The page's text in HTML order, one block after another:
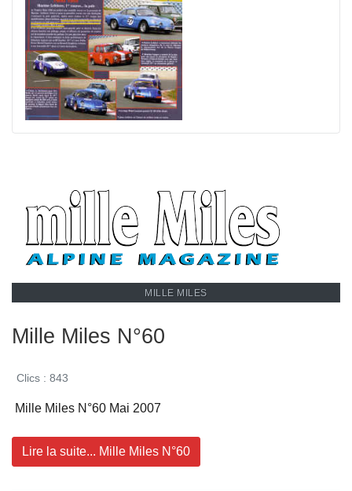
MILLE MILES
Mille Miles N°60
Clics : 843
Mille Miles N°60 Mai 2007
Lire la suite... Mille Miles N°60